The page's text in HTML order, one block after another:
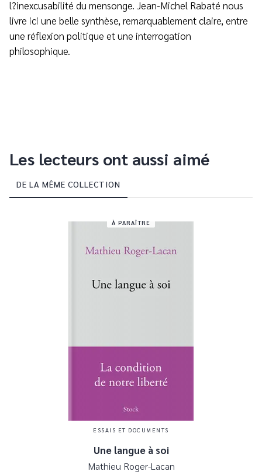
l?inexcusabilité du mensonge. Jean-Michel Rabaté nous
livre ici une belle synthèse, remarquablement claire, entre
une réflexion politique et une interrogation
philosophique.
Les lecteurs ont aussi aimé
DE LA MÊME COLLECTION
À PARAÎTRE
ESSAIS ET DOCUMENTS
Une langue à soi
Mathieu Roger-Lacan